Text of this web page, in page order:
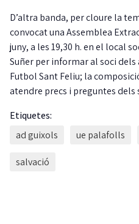
D’altra banda, per cloure la
convocat una Assemblea
juny, a les 19,30 h. en el local
Suñer per informar al soci
Futbol Sant Feliu; la
atendre precs i preguntes dels
Etiquetes:
ad guixols
ue palafolls
salvació